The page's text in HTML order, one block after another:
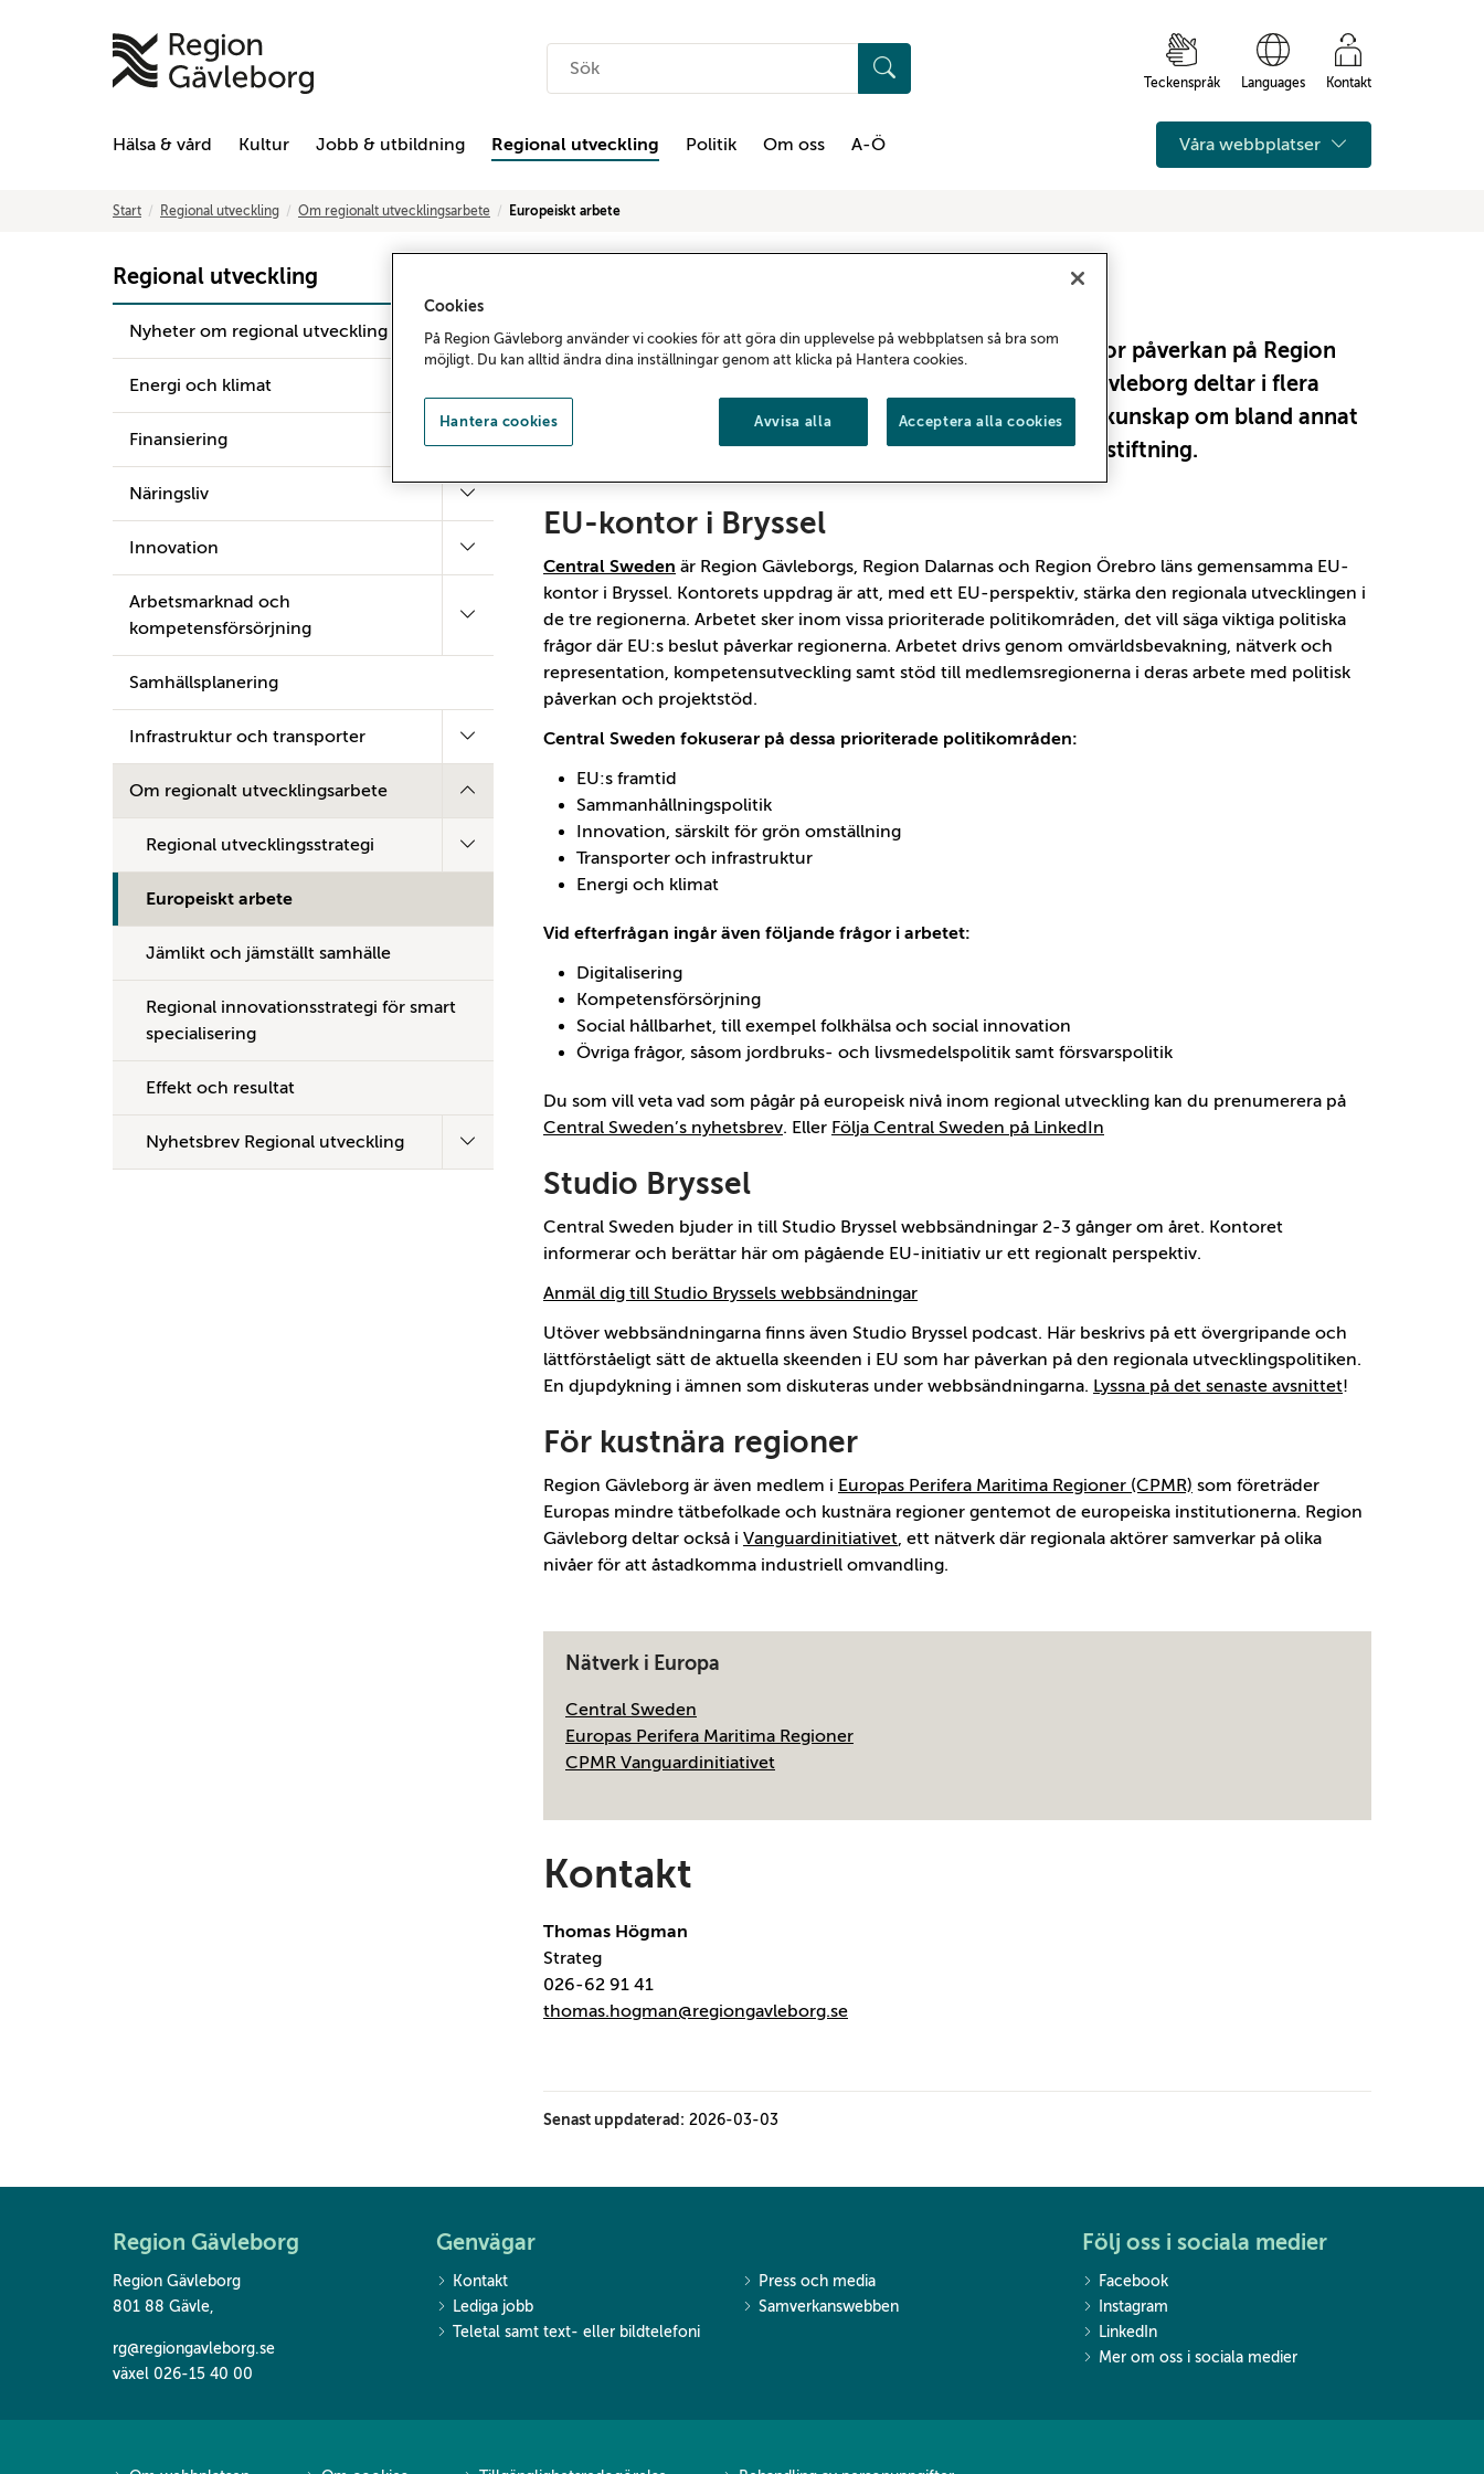
Teckenspråk Languages Kontakt
Hälsa & vård Kultur Jobb & utbildning Regional utveckling Politik Om oss A-Ö Våra webbplatser
Start Regional utveckling Om regionalt utvecklingsarbete Europeiskt arbete
Regional utveckling
Nyheter om regional utveckling
Energi och klimat
Finansiering
Näringsliv
Innovation
Arbetsmarknad och
kompetensförsörjning
Samhällsplanering
Infrastruktur och transporter
Om regionalt utvecklingsarbete
Regional utvecklingsstrategi
Europeiskt arbete
Jämlikt och jämställt samhälle
Regional innovationsstrategi för smart
specialisering
Effekt och resultat
Nyhetsbrev Regional utveckling
Sveriges medlemskap i Europeiska Unionen (EU) har stor påverkan på Region
Gävleborgs arbete med regional utveckling. Region Gävleborg deltar i flera
europeiska nätverk, samarbeten och projekt för att få kunskap om bland annat
europeiska samarbeten, europeisk finansiering och lagstiftning.
EU-kontor i Bryssel
Central Sweden är Region Gävleborgs, Region Dalarnas och Region Örebro läns gemensamma EU-
kontor i Bryssel. Kontorets uppdrag är att, med ett EU-perspektiv, stärka den regionala utvecklingen i
de tre regionerna. Arbetet sker inom vissa prioriterade politikområden, det vill säga viktiga politiska
frågor där EU:s beslut påverkar regionerna. Arbetet drivs genom omvärldsbevakning, nätverk och
representation, kompetensutveckling samt stöd till medlemsregionerna i deras arbete med politisk
påverkan och projektstöd.
Central Sweden fokuserar på dessa prioriterade politikområden:
EU:s framtid
Sammanhållningspolitik
Innovation, särskilt för grön omställning
Transporter och infrastruktur
Energi och klimat
Vid efterfrågan ingår även följande frågor i arbetet:
Digitalisering
Kompetensförsörjning
Social hållbarhet, till exempel folkhälsa och social innovation
Övriga frågor, såsom jordbruks- och livsmedelspolitik samt försvarspolitik
Du som vill veta vad som pågår på europeisk nivå inom regional utveckling kan du prenumerera på
Central Sweden’s nyhetsbrev. Eller Följa Central Sweden på LinkedIn
Studio Bryssel
Central Sweden bjuder in till Studio Bryssel webbsändningar 2-3 gånger om året. Kontoret
informerar och berättar här om pågående EU-initiativ ur ett regionalt perspektiv.
Anmäl dig till Studio Bryssels webbsändningar
Utöver webbsändningarna finns även Studio Bryssel podcast. Här beskrivs på ett övergripande och
lättförståeligt sätt de aktuella skeenden i EU som har påverkan på den regionala utvecklingspolitiken.
En djupdykning i ämnen som diskuteras under webbsändningarna. Lyssna på det senaste avsnittet!
För kustnära regioner
Region Gävleborg är även medlem i Europas Perifera Maritima Regioner (CPMR) som företräder
Europas mindre tätbefolkade och kustnära regioner gentemot de europeiska institutionerna. Region
Gävleborg deltar också i Vanguardinitiativet, ett nätverk där regionala aktörer samverkar på olika
nivåer för att åstadkomma industriell omvandling.
Nätverk i Europa
Central Sweden
Europas Perifera Maritima Regioner
CPMR Vanguardinitiativet
Kontakt
Thomas Högman
Strateg
026-62 91 41
thomas.hogman@regiongavleborg.se
Senast uppdaterad: 2026-03-03
Region Gävleborg
Region Gävleborg
801 88 Gävle,
rg@regiongavleborg.se
växel 026-15 40 00
Genvägar
Kontakt
Press och media
Lediga jobb
Samverkanswebben
Teletal samt text- eller bildtelefoni
Följ oss i sociala medier
Facebook
Instagram
LinkedIn
Mer om oss i sociala medier
Cookies
På Region Gävleborg använder vi cookies för att göra din upplevelse på webbplatsen så bra som
möjligt. Du kan alltid ändra dina inställningar genom att klicka på Hantera cookies.
Avvisa alla Acceptera alla cookies
Hantera cookies